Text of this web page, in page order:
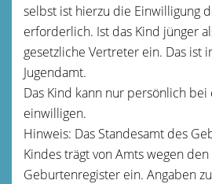
selbst ist hierzu die Einwilligung
erforderlich. Ist das Kind jünger
gesetzliche Vertreter ein. Das ist
Jugendamt.
Das Kind kann nur persönlich
einwilligen.
Hinweis: Das Standesamt des
Kindes trägt von Amts wegen
Geburtenregister ein. Angaben